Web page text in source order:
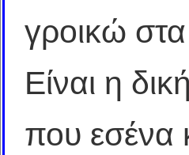
γροικώ
Είναι η
που εσένα